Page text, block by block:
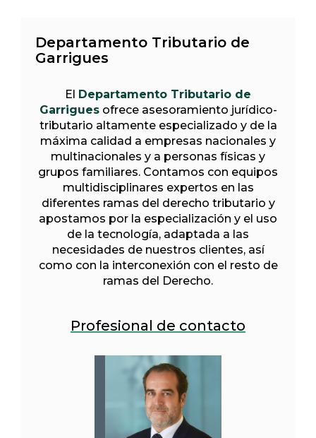
Departamento Tributario de
Garrigues
El Departamento Tributario de
Garriguesofrece asesoramiento jurídico-
tributario altamente especializado y de la
máxima calidad a empresas nacionales y
multinacionales y a personas físicas y
grupos familiares. Contamos con equipos
multidisciplinares expertos en las
diferentes ramas del derecho tributario y
apostamos por la especialización y el uso
de la tecnología, adaptada a las
necesidades de nuestros clientes, así
como con la interconexión con el resto de
ramas del Derecho.
Profesional de contacto